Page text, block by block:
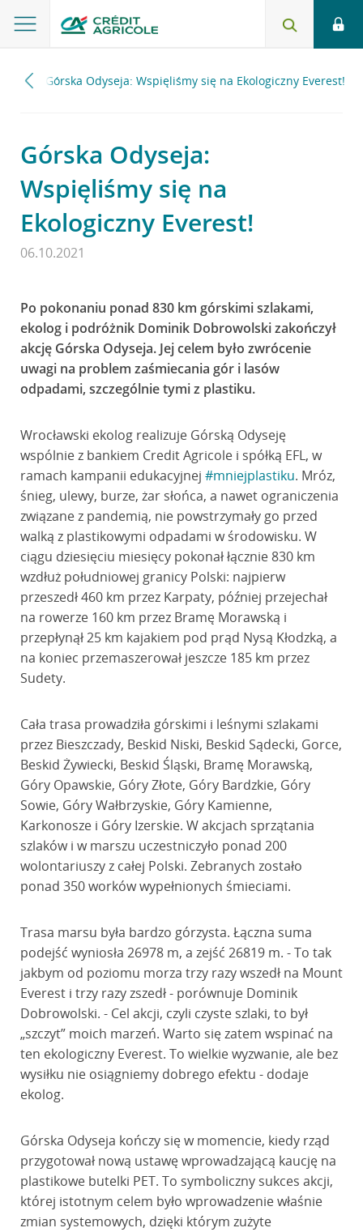
Górska Odyseja: Wspięliśmy się na Ekologiczny Everest!
Górska Odyseja:
Wspięliśmy się na
Ekologiczny Everest!
06.10.2021
Po pokonaniu ponad 830 km górskimi szlakami,
ekolog i podróżnik Dominik Dobrowolski zakończył
akcję Górska Odyseja. Jej celem było zwrócenie
uwagi na problem zaśmiecania gór i lasów
odpadami, szczególnie tymi z plastiku.
Wrocławski ekolog realizuje Górską Odyseję
wspólnie z bankiem Credit Agricole i spółką EFL, w
ramach kampanii edukacyjnej #mniejplastiku. Mróz,
śnieg, ulewy, burze, żar słońca, a nawet ograniczenia
związane z pandemią, nie powstrzymały go przed
walką z plastikowymi odpadami w środowisku. W
ciągu dziesięciu miesięcy pokonał łącznie 830 km
wzdłuż południowej granicy Polski: najpierw
przeszedł 460 km przez Karpaty, później przejechał
na rowerze 160 km przez Bramę Morawską i
przepłynął 25 km kajakiem pod prąd Nysą Kłodzką, a
na koniec przemaszerował jeszcze 185 km przez
Sudety.
Cała trasa prowadziła górskimi i leśnymi szlakami
przez Bieszczady, Beskid Niski, Beskid Sądecki, Gorce,
Beskid Żywiecki, Beskid Śląski, Bramę Morawską,
Góry Opawskie, Góry Złote, Góry Bardzkie, Góry
Sowie, Góry Wałbrzyskie, Góry Kamienne,
Karkonosze i Góry Izerskie. W akcjach sprzątania
szlaków i w marszu uczestniczyło ponad 200
wolontariuszy z całej Polski. Zebranych zostało
ponad 350 worków wypełnionych śmieciami.
Trasa marsu była bardzo górzysta. Łączna suma
podejść wyniosła 26978 m, a zejść 26819 m. - To tak
jakbym od poziomu morza trzy razy wszedł na Mount
Everest i trzy razy zszedł - porównuje Dominik
Dobrowolski. - Cel akcji, czyli czyste szlaki, to był
„szczyt” moich marzeń. Warto się zatem wspinać na
ten ekologiczny Everest. To wielkie wyzwanie, ale bez
wysiłku nie osiągniemy dobrego efektu - dodaje
ekolog.
Górska Odyseja kończy się w momencie, kiedy rząd
przygotował nową ustawę wprowadzającą kaucję na
plastikowe butelki PET. To symboliczny sukces akcji,
której istotnym celem było wprowadzenie właśnie
zmian systemowych, dzięki którym zużyte